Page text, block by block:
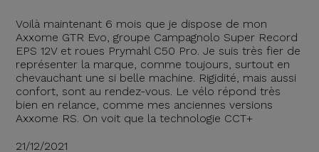
Voilà maintenant 6 mois que je dispose de mon
Axxome GTR Evo, groupe Campagnolo Super Record
EPS 12V et roues Prymahl C50 Pro. Je suis très fier de
représenter la marque, comme toujours, surtout en
chevauchant une si belle machine. Rigidité, mais aussi
confort, sont au rendez-vous. Le vélo répond très
bien en relance, comme mes anciennes versions
Axxome RS. On voit que la technologie CCT+
21/12/2021